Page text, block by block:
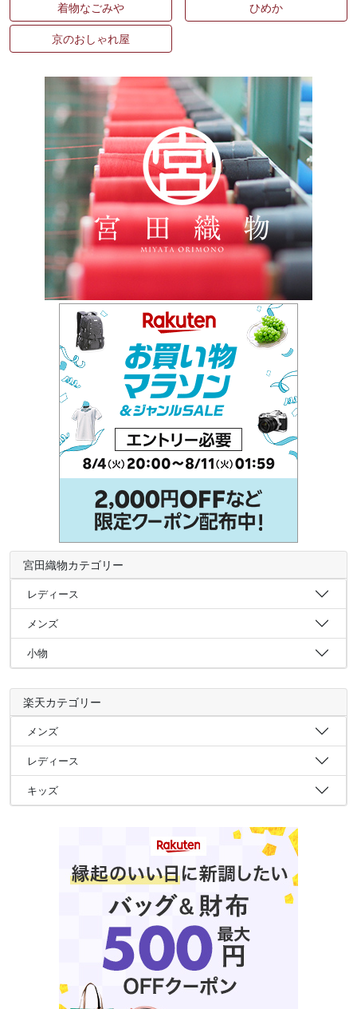
着物なごみや ひめか
京のおしゃれ屋
宮田織物カテゴリー
レディース
メンズ
小物
楽天カテゴリー
メンズ
レディース
キッズ